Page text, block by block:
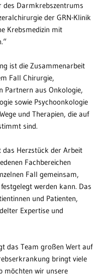
des Darmkrebszentrums
der GRN-Klinik
Krebsmedizin mit
ist die Zusammenarbeit
Fall Chirurgie,
Partnern aus Onkologie,
sowie Psychoonkologie
und Therapien, die auf
sind.
Herzstück der Arbeit
Fachbereichen
Fall gemeinsam,
werden kann. Das
und Patienten,
Expertise und
das Team großen Wert auf
bringt viele
möchten wir unsere